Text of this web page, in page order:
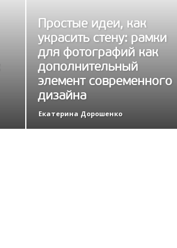
Простые идеи, как
украсить стену: рамки
для фотографий как
дополнительный
элемент современного
дизайна
Екатерина Дорошенко